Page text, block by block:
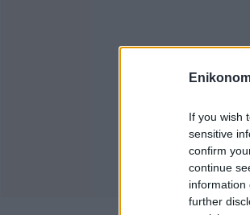
If you wish
sensitive
confirm
continue
information
further